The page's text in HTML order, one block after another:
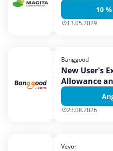
10
13.05.2029
Banggood
New User's
Allowance
23.08.2026
Vevor